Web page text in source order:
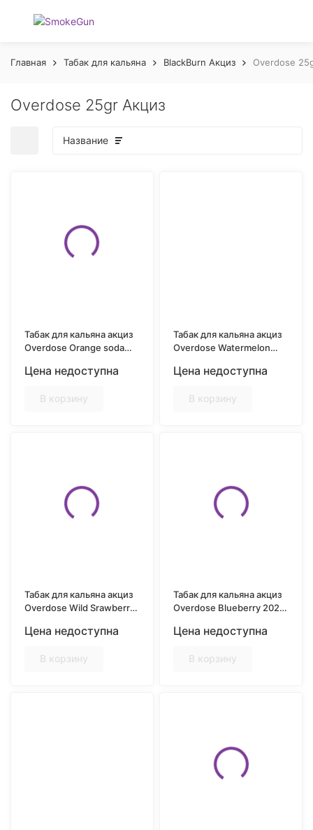
Главная Табак для кальяна BlackBurn Акциз Overdose
Overdose 25gr Акциз
Название
Табак для кальяна акциз
Overdose Orange soda
газировка) 25 гр.
Цена недоступна
В корзину
Табак для кальяна акциз
Overdose Watermelon
Цена недоступна
В корзину
Табак для кальяна акциз
Overdose Wild Srawberry
Цена недоступна
В корзину
Табак для кальяна акциз
Overdose Blueberry 2022
Цена недоступна
В корзину